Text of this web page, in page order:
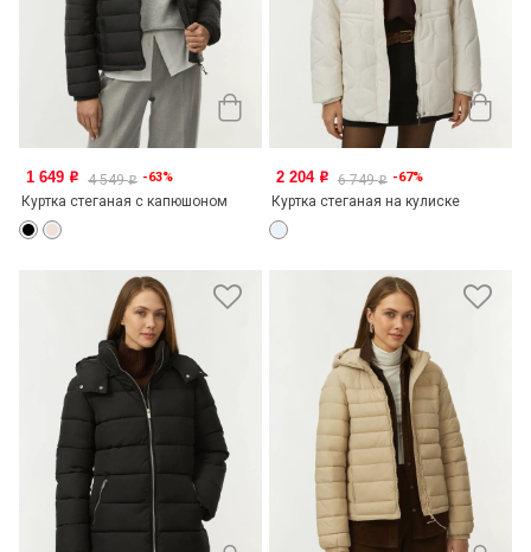
1 649 o 4 549o -63%
Куртка стеганая с капюшоном
2 204 o 6 749o -67%
Куртка стеганая на кулиске